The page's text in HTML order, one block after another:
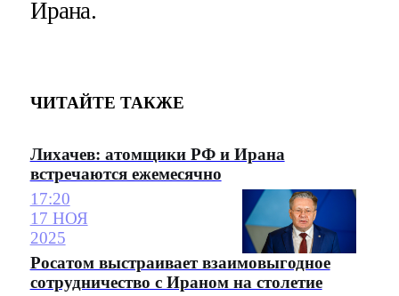
Ирана.
ЧИТАЙТЕ ТАКЖЕ
Лихачев: атомщики РФ и Ирана
встречаются ежемесячно
17:20
17 НОЯ
2025
Росатом выстраивает взаимовыгодное
сотрудничество с Ираном на столетие